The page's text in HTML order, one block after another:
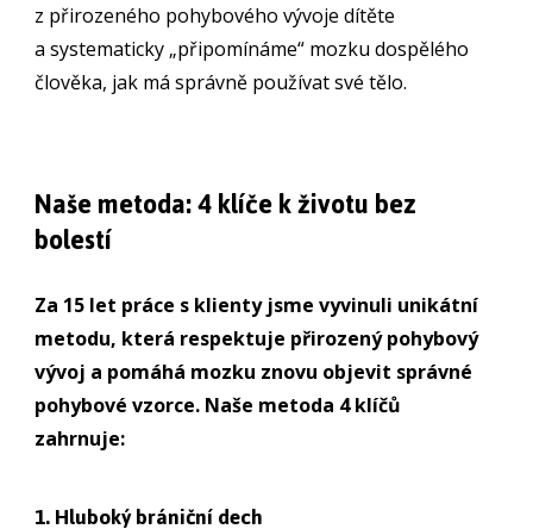
z přirozeného pohybového vývoje dítěte
a systematicky „připomínáme“ mozku dospělého
člověka, jak má správně používat své tělo.
Naše metoda: 4 klíče k životu bez
bolestí
Za 15 let práce s klienty jsme vyvinuli unikátní
metodu, která respektuje přirozený pohybový
vývoj a pomáhá mozku znovu objevit správné
pohybové vzorce. Naše metoda 4 klíčů
zahrnuje:
1. Hluboký brániční dech